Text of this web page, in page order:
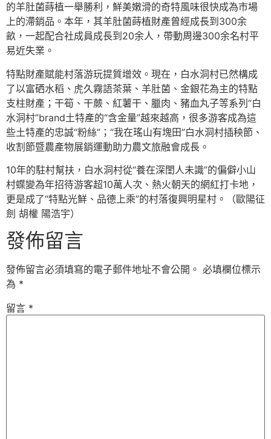
的羊肚菌蒔植一舉勝利，鮮美嫩滑的奇特風味很快成為市場
上的滯銷品。本年，其羊肚菌蒔植財產曾經成長到300余
畝，一起配合社成員成長到20余人，帶動周邊300余名村平
易近失業。
特點財產賦能村落游玩提質增效。現在，白水洞村已然構成
了以富硒水稻、虎久霧語茶葉、羊肚菌、金銀花為主的特點
支柱財產；干筍、干蕨、紅薯干、臘肉、豬血丸子等系列“白
水洞村”brand土特產的“含金量”越來越高，很多游客成為這
些土特產的忠誠“粉絲”；“我在瑤山有塊田”白水洞村插秧節、
收割節暨農產物展銷運動助力農文旅融會成長。
10年的駐村幫扶，白水洞村從“養在深閨人未識”的偏僻小山
村蝶變為年招待游客超10萬人次、熱火朝天的網紅打卡地，
更是成了“特點光鮮、品德上乘”的村落復興明星村。（歐陽征
劍 胡權 陽浩宇）
發佈留言
發佈留言必須填寫的電子郵件地址不會公開。 必填欄位標示
為 *
留言 *